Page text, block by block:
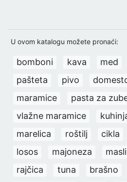
U ovom katalogu možete pronaći:
bomboni kava med
pašteta
pivo
maramice
pasta za
vlažne maramice
marelica
roštilj cikla
losos
majoneza
rajčica
tuna brašno